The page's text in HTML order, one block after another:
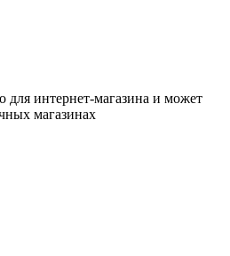
для интернет-магазина и может
магазинах